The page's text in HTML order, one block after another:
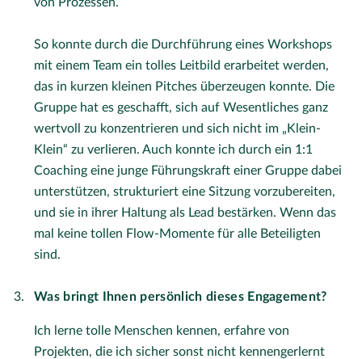
So konnte durch die Durchführung eines Workshops
mit einem Team ein tolles Leitbild erarbeitet werden,
das in kurzen kleinen Pitches überzeugen konnte. Die
Gruppe hat es geschafft, sich auf Wesentliches ganz
wertvoll zu konzentrieren und sich nicht im „Klein-
Klein“ zu verlieren. Auch konnte ich durch ein 1:1
Coaching eine junge Führungskraft einer Gruppe dabei
unterstützen, strukturiert eine Sitzung vorzubereiten,
und sie in ihrer Haltung als Lead bestärken. Wenn das
mal keine tollen Flow-Momente für alle Beteiligten
sind.
Was bringt Ihnen persönlich dieses Engagement?
Ich lerne tolle Menschen kennen, erfahre von
Projekten, die ich sicher sonst nicht kennengerlernt